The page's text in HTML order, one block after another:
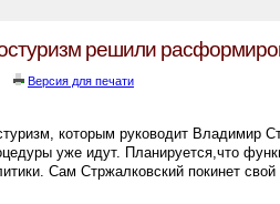
решили
Версия для печати
которым руководит Владимир
уже идут. Планируется,что
Сам Стржалковский покинет